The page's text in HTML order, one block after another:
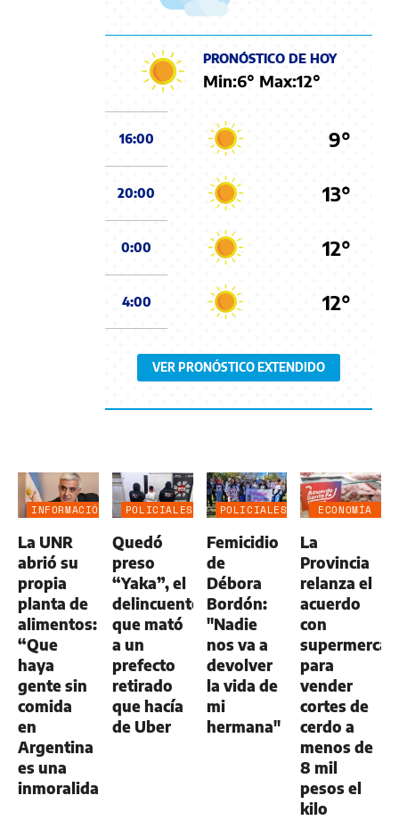
PRONÓSTICO DE HOY
Min:6° Max:12°
16:00 9°
20:00 13°
0:00 12°
4:00 12°
VER PRONÓSTICO EXTENDIDO
INFORMACIÓN
La UNR
abrió su
propia
planta de
alimentos:
“Que
haya
gente sin
comida
en
Argentina
es una
inmoralidad”
POLICIALES
Quedó
preso
“Yaka”, el
delincuente
que mató
a un
prefecto
retirado
que hacía
de Uber
POLICIALES
Femicidio
de
Débora
Bordón:
"Nadie
nos va a
devolver
la vida de
mi
hermana"
ECONOMÍA
La
Provincia
relanza el
acuerdo
con
para
vender
cortes de
cerdo a
menos de
8 mil
pesos el
kilo